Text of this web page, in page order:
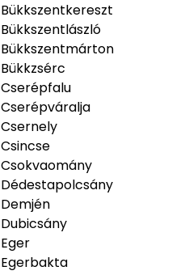
Bükkszentkereszt
Bükkszentlászló
Bükkszentmárton
Bükkzsérc
Cserépfalu
Cserépváralja
Csernely
Csincse
Csokvaomány
Dédestapolcsány
Demjén
Dubicsány
Eger
Egerbakta